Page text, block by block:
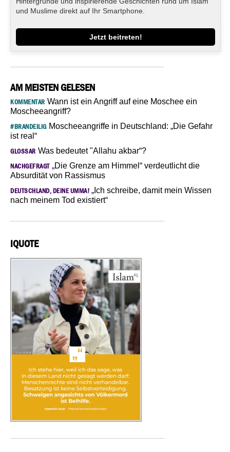
und Muslime direkt auf Ihr Smartphone.
Jetzt beitreten!
AM MEISTEN GELESEN
KOMMENTAR Wann ist ein Angriff auf eine Moschee ein
Moscheeangriff?
#BRANDEILIGMoscheeangriffe in Deutschland: „Die Gefahr
ist real“
GLOSSAR Was bedeutet "Allahu akbar“?
NACHGEFRAGT„Die Grenze am Himmel“ verdeutlicht die
Absurdität von Rassismus
DEUTSCHLAND, DEINE UMMA! „Ich schreibe, damit mein Wissen
nach meinem Tod existiert“
IQUOTE